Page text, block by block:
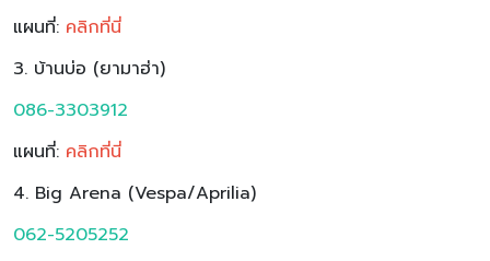
แผนที่: คลิกที่นี่
3. บ้านบ่อ (ยามาฮ่า)
086-3303912
แผนที่: คลิกที่นี่
4. Big Arena (Vespa/Aprilia)
062-5205252